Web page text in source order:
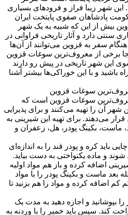
این شهر زیبا فراز و فرودهای بسیاری
پادشاهان صفوی پایتخت ایران
بیش از این که شبیه به یک شهر
سنتی دارد و آثار تاریخی فراوانی در
سفر به قزوین می‌توانند از آن‌ها
برخی از معروف‌ترین سوغات قزوین
این شهر تاریخی در پیش رو دارند
و با این خوراکی‌ها بیشتر آشنا
سوغات قزوین
سوغات قزوین است که
شهر آن را تهیه می‌کنند و برای پذیرایی
می‌دهند. برای تهیه این شیرینی به
ماست، بکینگ پودر، هل، زعفران و
باید کره و پودر قند را به اندازه‌ای
و ماده یکنواختی به دست بیاید.
اضافه کرده و باز هم مواد اولیه
بعد ماست و بکینگ پودر را با مواد
کم اضافه کرده و مواد را هم بزنید تا
بپوشانید و اجازه دهید به مدت یک
کند. سپس باید خمیر را با وردنه به